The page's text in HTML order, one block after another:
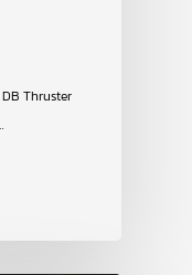
DB Thruster